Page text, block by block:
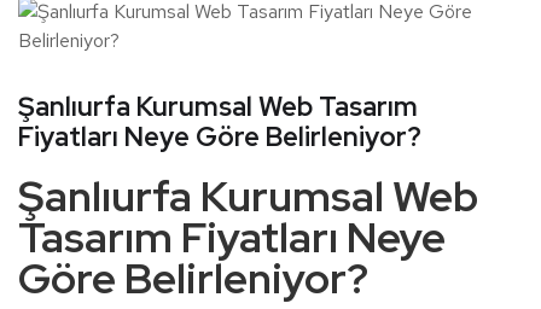
Şanlıurfa Kurumsal Web Tasarım
Fiyatları Neye Göre Belirleniyor?
Şanlıurfa Kurumsal Web
Tasarım Fiyatları Neye
Göre Belirleniyor?